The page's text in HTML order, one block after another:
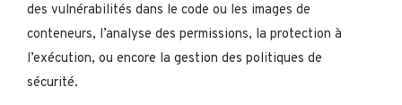
des vulnérabilités dans le code ou les images de
conteneurs, l’analyse des permissions, la protection à
l’exécution, ou encore la gestion des politiques de
sécurité.